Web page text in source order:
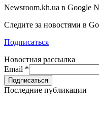
Newsroom.kh.ua в Google
Следите за новостями в
Подписаться
Новостная рассылка
Email *
Последние публикации